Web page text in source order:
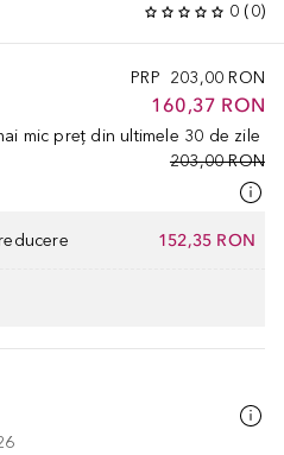
0 (0)
PRP 203,00 RON
160,37 RON
mic preț din ultimele 30 de zile
203,00 RON
152,35 RON